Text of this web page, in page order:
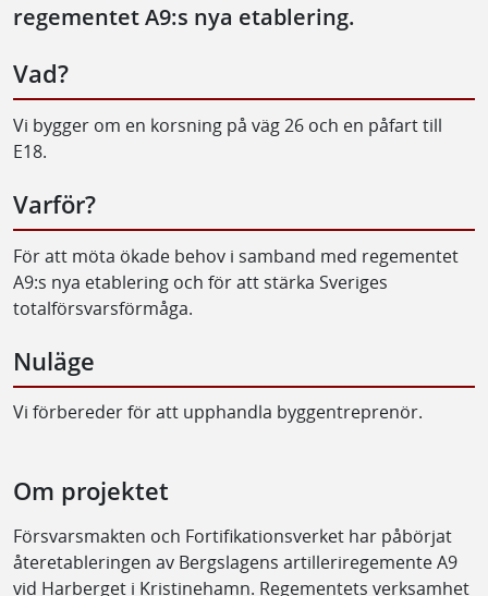
regementet A9:s nya etablering.
Vad?
Vi bygger om en korsning på väg 26 och en påfart till
E18.
Varför?
För att möta ökade behov i samband med regementet
A9:s nya etablering och för att stärka Sveriges
totalförsvarsförmåga.
Nuläge
Vi förbereder för att upphandla byggentreprenör.
Om projektet
Försvarsmakten och Fortifikationsverket har påbörjat
återetableringen av Bergslagens artilleriregemente A9
vid Harberget i Kristinehamn. Regementets verksamhet